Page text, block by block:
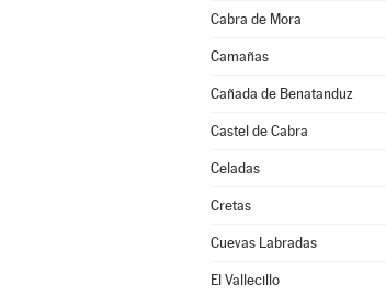
Cabra de Mora
Camañas
Cañada de Benatanduz
Castel de Cabra
Celadas
Cretas
Cuevas Labradas
El Vallecillo